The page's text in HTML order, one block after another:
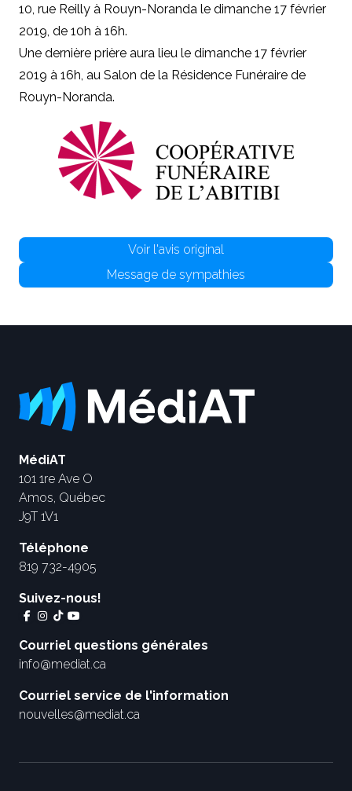
10, rue Reilly à Rouyn-Noranda le dimanche 17 février
2019, de 10h à 16h.
Une dernière prière aura lieu le dimanche 17 février
2019 à 16h, au Salon de la Résidence Funéraire de
Rouyn-Noranda.
Voir l'avis original
Message de sympathies
MédiAT
101 1re Ave O
Amos, Québec
J9T 1V1
Téléphone
819 732-4905
Suivez-nous!
Courriel questions générales
info@mediat.ca
Courriel service de l'information
nouvelles@mediat.ca